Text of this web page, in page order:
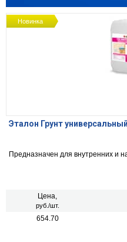
Новинка
Эталон Грунт
Предназначен для внутренних и
Цена,
руб./шт.
654.70